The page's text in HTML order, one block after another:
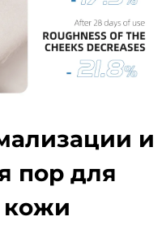
и
пор для